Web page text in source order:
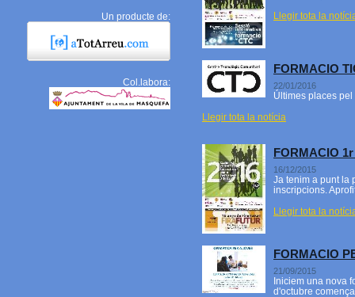
Un producte de:
Col.labora:
Llegir tota la
FORMACIO
22/01/2016
Últimes places
Llegir tota la notícia
FORMACIO
16/12/2015
Ja tenim a punt la
inscripcions.
Llegir tota la
FORMACIO
21/09/2015
Iniciem una nova
d'octubre